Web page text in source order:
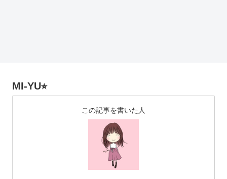
MI-YU⭐︎
この記事を書いた人